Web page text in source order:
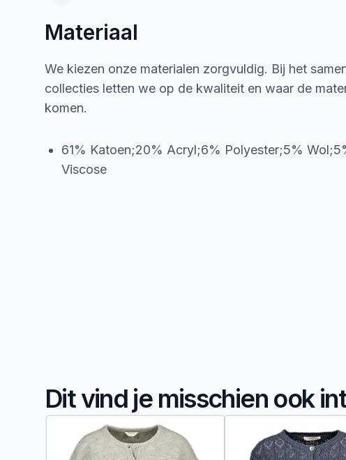
Materiaal
We kiezen onze materialen zorgvuldig. Bij het
collecties letten we op de kwaliteit en waar de
komen.
61% Katoen;20% Acryl;6% Polyester;5%
Viscose
Dit vind je misschien ook